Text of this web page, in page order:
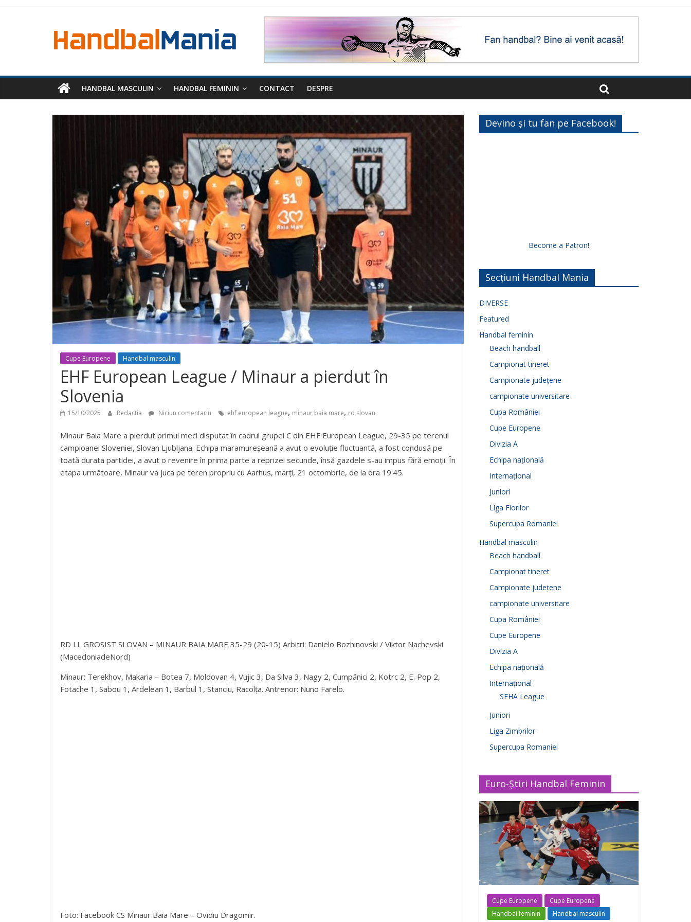
HANDBAL MASCULIN HANDBAL FEMININ CONTACT DESPRE
Cupe Europene Handbal masculin
EHF European League / Minaur a pierdut în
Slovenia
15/10/2025 Redactia Niciun comentariu ehf european league, minaur baia mare, rd slovan
Minaur Baia Mare a pierdut primul meci disputat în cadrul grupei C din EHF European League, 29-35 pe terenul
campioanei Sloveniei, Slovan Ljubljana. Echipa maramureșeană a avut o evoluție fluctuantă, a fost condusă pe
toată durata partidei, a avut o revenire în prima parte a reprizei secunde, însă gazdele s-au impus fără emoții. În
etapa următoare, Minaur va juca pe teren propriu cu Aarhus, marți, 21 octombrie, de la ora 19.45.
RD LL GROSIST SLOVAN – MINAUR BAIA MARE 35-29 (20-15) Arbitri: Danielo Bozhinovski / Viktor Nachevski
(MacedoniadeNord)
Minaur: Terekhov, Makaria – Botea 7, Moldovan 4, Vujic 3, Da Silva 3, Nagy 2, Cumpănici 2, Kotrc 2, E. Pop 2,
Fotache 1, Sabou 1, Ardelean 1, Barbul 1, Stanciu, Racolța. Antrenor: Nuno Farelo.
Foto: Facebook CS Minaur Baia Mare – Ovidiu Dragomir.
Devino și tu fan pe Facebook!
Become a Patron!
Secțiuni Handbal Mania
DIVERSE
Featured
Handbal feminin
Beach handball
Campionat tineret
Campionate județene
campionate universitare
Cupa României
Cupe Europene
Divizia A
Echipa națională
Internațional
Juniori
Liga Florilor
Supercupa Romaniei
Handbal masculin
Beach handball
Campionat tineret
Campionate județene
campionate universitare
Cupa României
Cupe Europene
Divizia A
Echipa națională
Internațional
SEHA League
Juniori
Liga Zimbrilor
Supercupa Romaniei
Euro-Știri Handbal Feminin
Cupe Europene
Cupe Europene
Handbal feminin
Handbal masculin